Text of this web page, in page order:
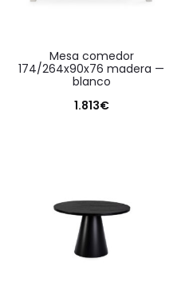
mesa comedor
174/264x90x76 madera —
blanco
1.813€